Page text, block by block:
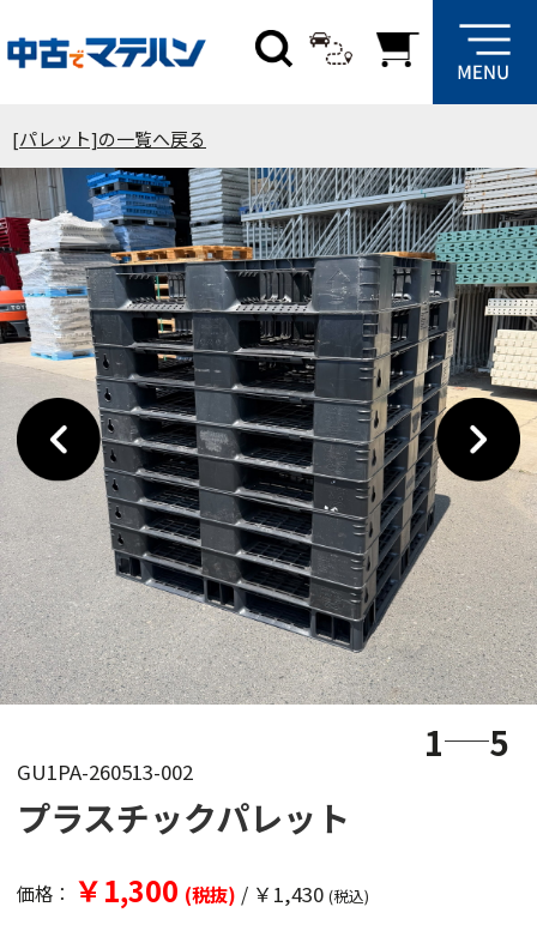
[パレット]の一覧へ戻る
1 5
GU1PA-260513-002
プラスチックパレット
価格： ￥1,300 (税抜) / ￥1,430 (税込)